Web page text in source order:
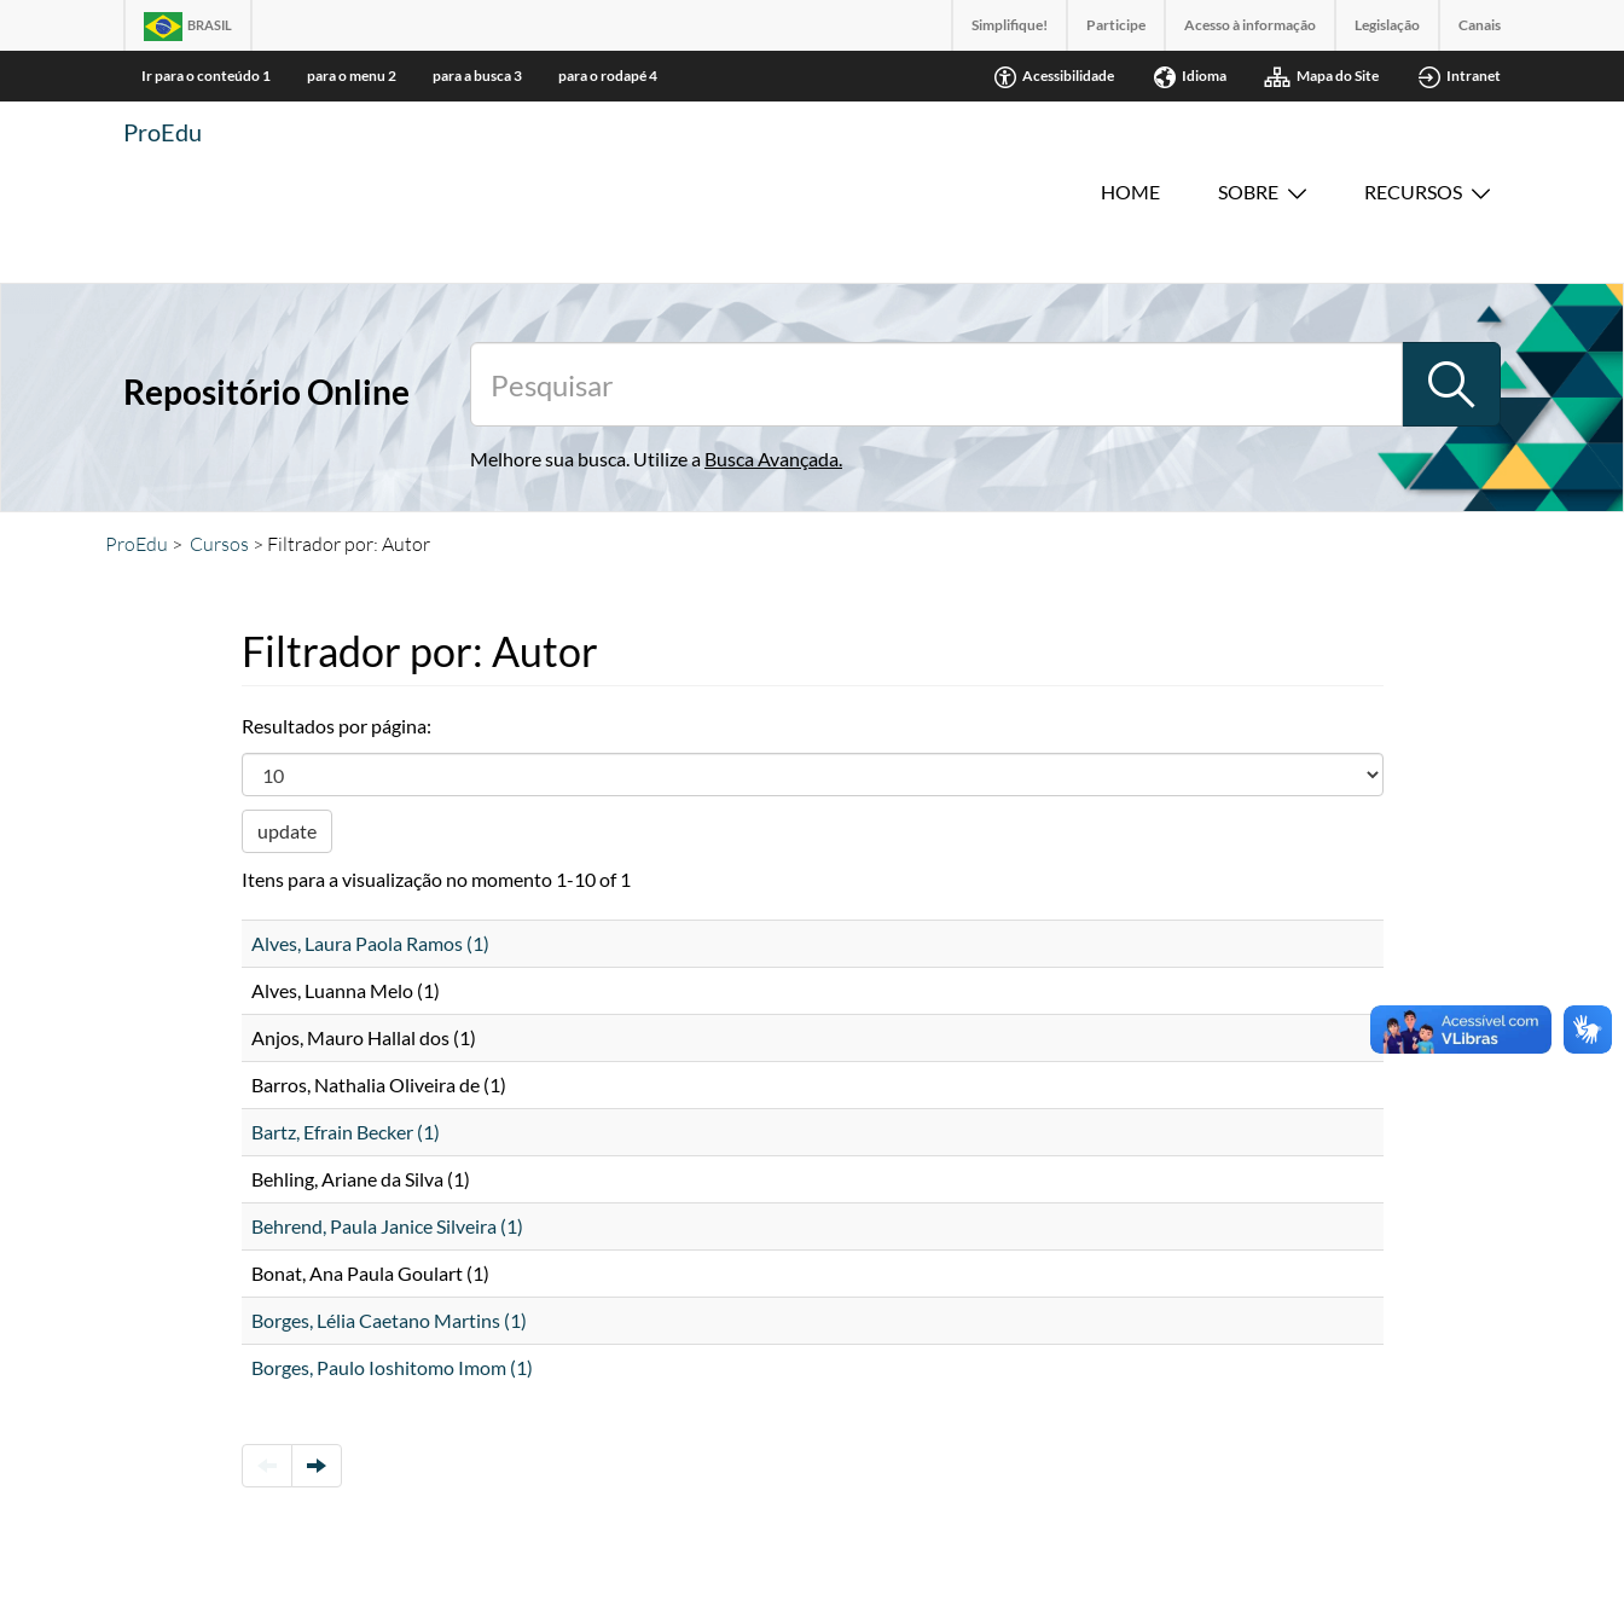
BRASIL Simplifique! Participe Acesso à informação Legislação Canais
Ir para o conteúdo 1 para o menu 2 para a busca3 para o rodapé4 Acessibilidade Idioma Mapa do Site Intranet
ProEdu
HOME SOBRE RECURSOS
Repositório Online
Melhore sua busca. Utilize a Busca Avançada.
ProEdu Cursos Filtrador por: Autor
Filtrador por: Autor
Resultados por página:
update
Itens para a visualização no momento 1-10 of 1
Alves, Laura Paola Ramos (1)
Alves, Luanna Melo (1)
Anjos, Mauro Hallal dos (1)
Barros, Nathalia Oliveira de (1)
Bartz, Efrain Becker (1)
Behling, Ariane da Silva (1)
Behrend, Paula Janice Silveira (1)
Bonat, Ana Paula Goulart (1)
Borges, Lélia Caetano Martins (1)
Borges, Paulo Ioshitomo Imom (1)